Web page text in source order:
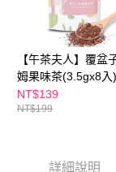
３．未成年的使用者
「AFTEE先享後付」
４．使用「AFTEE先
時審查核予不同之上
請求用戶進行身份認證
５．嚴禁一人註冊多
恩沛科技股份有限公
每筆NT$100，滿
離島配送
每筆NT$150，滿
【午茶夫人】覆盆
姆果味茶(3.5gx8入)
NT$139
NT$199
詳細說明